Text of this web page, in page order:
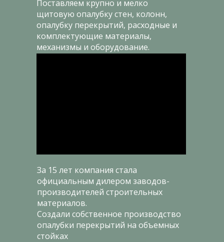
Поставляем крупно и мелко
щитовую опалубку стен, колонн,
опалубку перекрытий, расходные и
комплектующие материалы,
механизмы и оборудование.
За 15 лет компания стала
официальным дилером заводов-
производителей строительных
материалов.
Создали собственное производство
опалубки перекрытий на объемных
стойках